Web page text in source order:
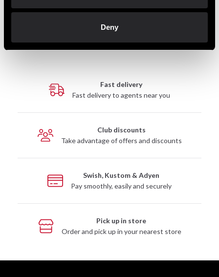
Deny
Fast delivery
Fast delivery to agents near you
Club discounts
Take advantage of offers and discounts
Swish, Kustom & Adyen
Pay smoothly, easily and securely
Pick up in store
Order and pick up in your nearest store